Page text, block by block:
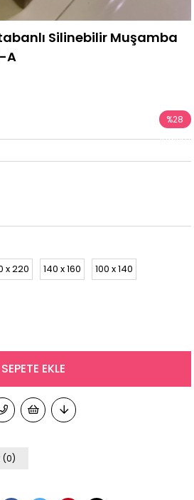
Silinebilir Muşamba
A
%28
İndirim
x 220 140 x 160
100 x 140
(0)